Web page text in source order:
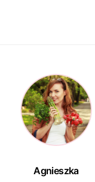
Agnieszka